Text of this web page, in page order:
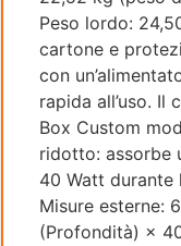
Peso lordo:
cartone e
con
rapida all’uso. Il
Box Custom
ridotto: assorbe
40 Watt durante
Misure esterne:
(Profondità) ×